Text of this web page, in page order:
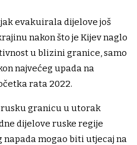
evakuirala dijelove još
nakon što je Kijev naglo
u blizini granice, samo
najvećeg upada na
rata 2022.
granicu u utorak
dijelove ruske regije
napada mogao biti utjecaj na